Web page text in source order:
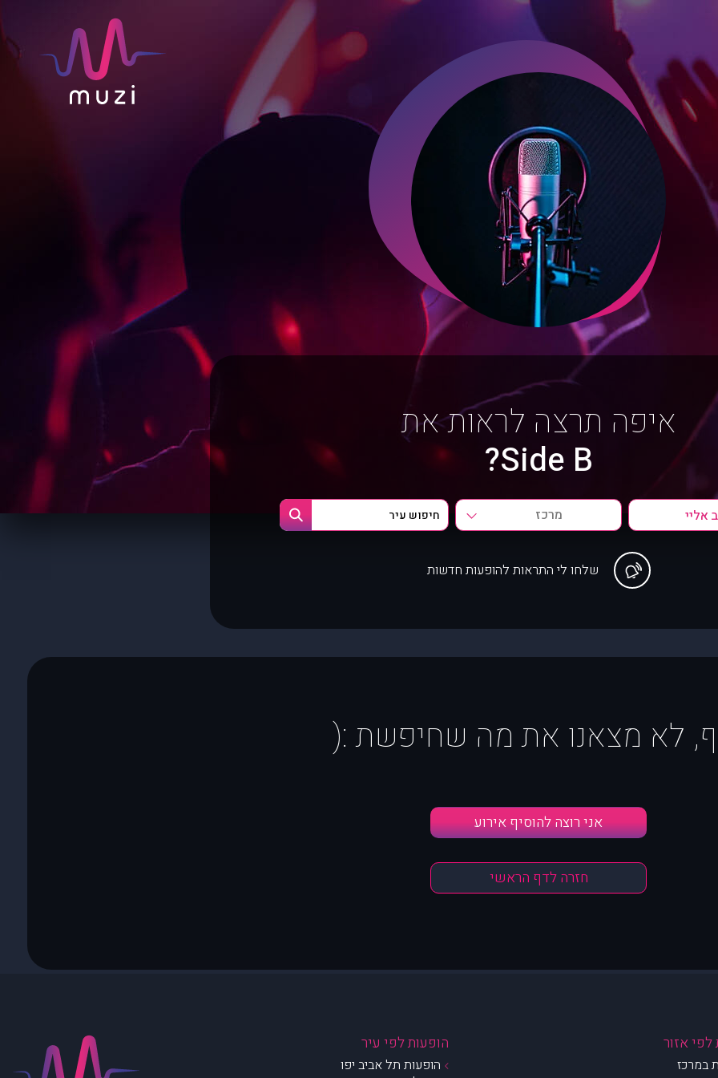
איפה תרצה לראות את
Side B?
מרכז
שלחו לי התראות להופעות חדשות
לא מצאנו את מה שחיפשת :(
אני רוצה להוסיף אירוע
חזרה לדף הראשי
אזור
במרכז
הופעות לפי עיר
הופעות תל אביב יפו